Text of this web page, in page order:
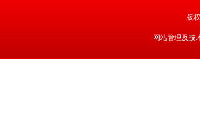
版
网站管理及技